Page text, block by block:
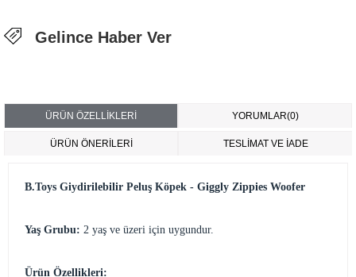
Gelince Haber Ver
ÜRÜN ÖZELLIKLERI YORUMLAR(0)
ÜRÜN ÖNERILERI TESLİMAT VE İADE
B.Toys Giydirilebilir Peluş Köpek - Giggly Zippies Woofer
Yaş Grubu: 2 yaş ve üzeri için uygundur.
Ürün Özellikleri: